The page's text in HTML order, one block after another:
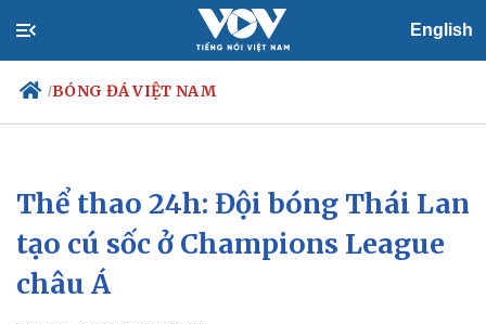
English
/BÓNG ĐÁ VIỆT NAM
Chính trị
Tổ chức nhân sự
Quốc hội
Xã hội
Tin 24h
Dự báo thời tiết
Thể thao 24h: Đội bóng Thái Lan
tạo cú sốc ở Champions League
châu Á